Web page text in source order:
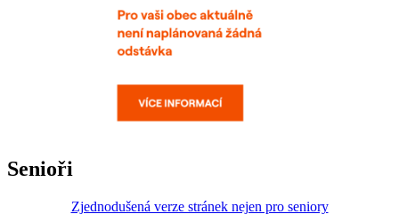
Senioři
Zjednodušená verze stránek nejen pro seniory